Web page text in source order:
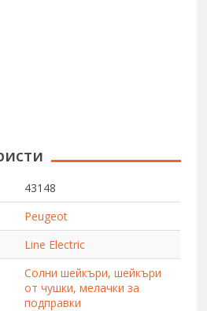
43148
Peugeot
Line Electric
Солни шейкъри, шейкъри
от чушки, мелачки за
подправки